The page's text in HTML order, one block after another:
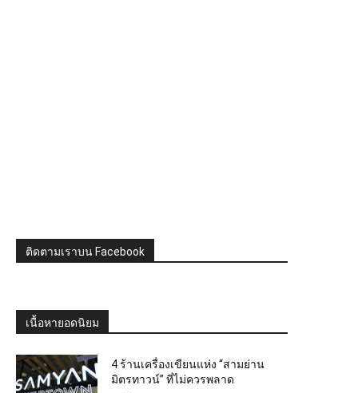
ติดตามเราบน Facebook
เนื้อหายอดนิยม
4 ร้านเครื่องเขียนแห่ง “สามย่าน
มิตรทาวน์” ที่ไม่ควรพลาด